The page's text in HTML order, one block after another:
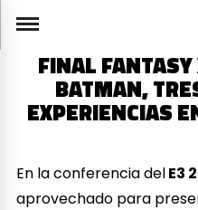
FINAL
BATMAN,
EXPERIENCIAS
En la conferencia delE3
aprovechado para